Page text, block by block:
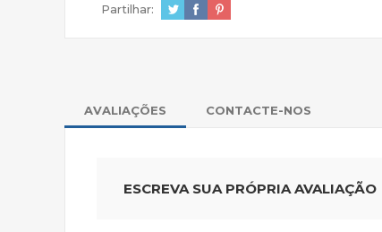
Partilhar:
AVALIAÇÕES CONTACTE-NOS
ESCREVA SUA PRÓPRIA AVALIAÇÃO